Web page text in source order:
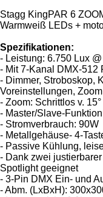
Stagg KingPAR 6
Warmweiß LEDs +
Spezifikationen:
- Leistung: 6.750 Lux
- Mit 7-Kanal DMX-512
- Dimmer, Stroboskop,
Voreinstellungen,
- Zoom: Schrittlos v.
- Master/Slave-Funktion
- Stromverbrauch: 90W
- Metallgehäuse- 4-
- Passive Kühlung,
- Dank zwei
Spotlight geeignet
- 3-Pin DMX Ein- und
- Abm. (LxBxH):